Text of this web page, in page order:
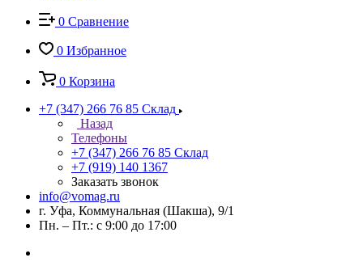
0 Сравнение
0 Избранное
0 Корзина
+7 (347) 266 76 85 Склад
Назад
Телефоны
+7 (347) 266 76 85 Склад
+7 (919) 140 1367
Заказать звонок
info@vomag.ru
г. Уфа, Коммунальная (Шакша), 9/1
Пн. – Пт.: с 9:00 до 17:00